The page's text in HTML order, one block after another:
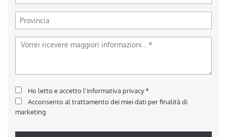
Ho letto e accetto l'informativa privacy*
Acconsento al trattamento dei miei dati per finalità di
marketing